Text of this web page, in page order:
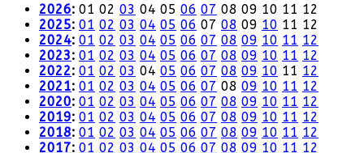
2026: 01 02 03 04 05 06 07 08 09 10 11 12
2025: 01 02 03 04 05 06 07 08 09 10 11 12
2024: 01 02 03 04 05 06 07 08 09 10 11 12
2023: 01 02 03 04 05 06 07 08 09 10 11 12
2022: 01 02 03 04 05 06 07 08 09 10 11 12
2021: 01 02 03 04 05 06 07 08 09 10 11 12
2020: 01 02 03 04 05 06 07 08 09 10 11 12
2019: 01 02 03 04 05 06 07 08 09 10 11 12
2018: 01 02 03 04 05 06 07 08 09 10 11 12
2017: 01 02 03 04 05 06 07 08 09 10 11 12